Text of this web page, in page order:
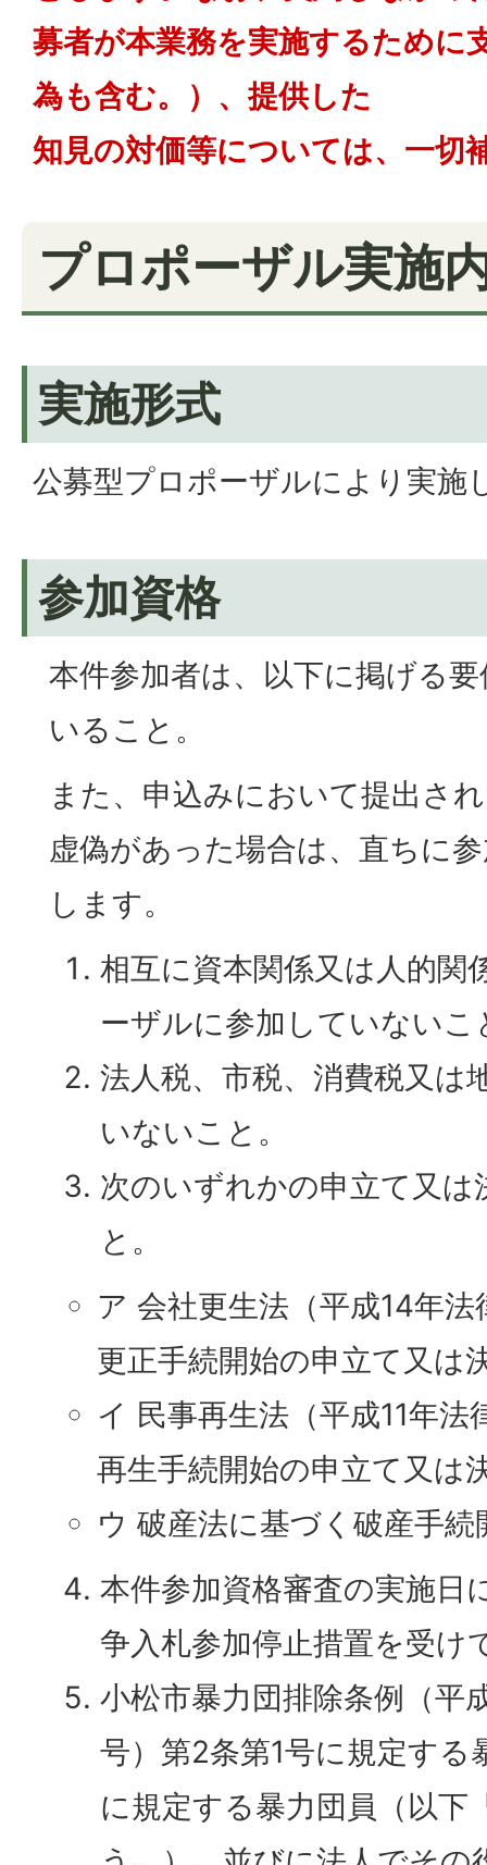
募者が本業務を実施するために
為も含む。）、提供した
知見の対価等については、一切
プロポーザル実施
実施形式
公募型プロポーザルにより実施
参加資格
本件参加者は、以下に掲げる
いること。
また、申込みにおいて提出さ
虚偽があった場合は、直ちに
します。
相互に資本関係又は人的関
ーザルに参加していないこ
法人税、市税、消費税又は
いないこと。
次のいずれかの申立て又
と。
ア 会社更生法（平成14年
更正手続開始の申立て又は
イ 民事再生法（平成11年
再生手続開始の申立て又は
ウ 破産法に基づく破産手
本件参加資格審査の実施日
争入札参加停止措置を受け
小松市暴力団排除条例（平
号）第2条第1号に規定する
に規定する暴力団員（以下